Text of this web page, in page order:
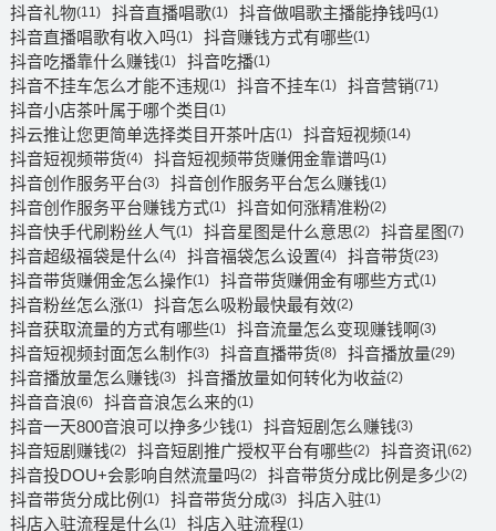
抖音礼物(11) 抖音直播唱歌(1) 抖音做唱歌主播能挣钱吗(1)
抖音直播唱歌有收入吗(1) 抖音赚钱方式有哪些(1)
抖音吃播靠什么赚钱(1) 抖音吃播(1)
抖音不挂车怎么才能不违规(1) 抖音不挂车(1) 抖音营销(71)
抖音小店茶叶属于哪个类目 (1)
抖云推让您更简单选择类目开茶叶店(1) 抖音短视频(14)
抖音短视频带货(4) 抖音短视频带货赚佣金靠谱吗(1)
抖音创作服务平台(3) 抖音创作服务平台怎么赚钱(1)
抖音创作服务平台赚钱方式(1) 抖音如何涨精准粉(2)
抖音快手代刷粉丝人气(1) 抖音星图是什么意思(2) 抖音星图(7)
抖音超级福袋是什么(4) 抖音福袋怎么设置(4) 抖音带货(23)
抖音带货赚佣金怎么操作(1) 抖音带货赚佣金有哪些方式(1)
抖音粉丝怎么涨(1) 抖音怎么吸粉最快最有效(2)
抖音获取流量的方式有哪些(1) 抖音流量怎么变现赚钱啊(3)
抖音短视频封面怎么制作(3) 抖音直播带货(8) 抖音播放量(29)
抖音播放量怎么赚钱(3) 抖音播放量如何转化为收益(2)
抖音音浪(6) 抖音音浪怎么来的(1)
抖音一天800音浪可以挣多少钱(1) 抖音短剧怎么赚钱(3)
抖音短剧赚钱(2) 抖音短剧推广授权平台有哪些(2) 抖音资讯(62)
抖音投DOU+会影响自然流量吗(2) 抖音带货分成比例是多少(2)
抖音带货分成比例 (1) 抖音带货分成(3) 抖店入驻(1)
抖店入驻流程是什么(1) 抖店入驻流程(1)